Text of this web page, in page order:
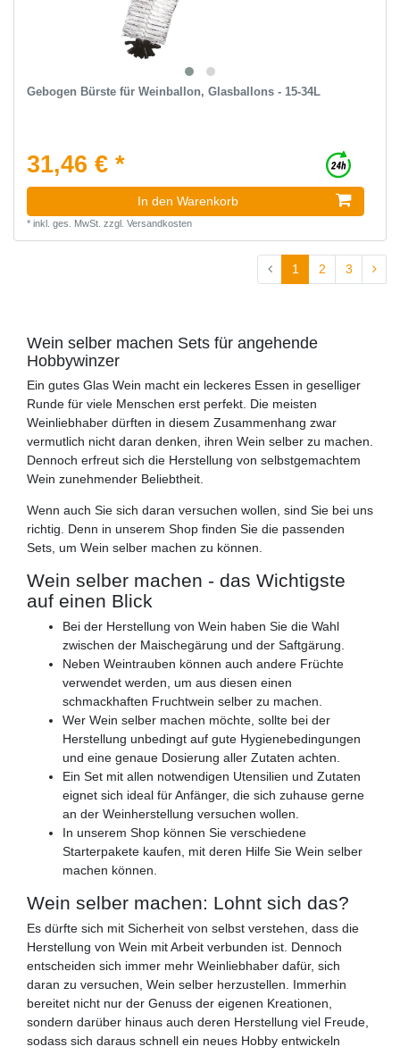
Gebogen Bürste für Weinballon, Glasballons - 15-34L
31,46 € *
In den Warenkorb
* inkl. ges. MwSt. zzgl. Versandkosten
1 2 3
Wein selber machen Sets für angehende
Hobbywinzer
Ein gutes Glas Wein macht ein leckeres Essen in geselliger
Runde für viele Menschen erst perfekt. Die meisten
Weinliebhaber dürften in diesem Zusammenhang zwar
vermutlich nicht daran denken, ihren Wein selber zu machen.
Dennoch erfreut sich die Herstellung von selbstgemachtem
Wein zunehmender Beliebtheit.
Wenn auch Sie sich daran versuchen wollen, sind Sie bei uns
richtig. Denn in unserem Shop finden Sie die passenden
Sets, um Wein selber machen zu können.
Wein selber machen - das Wichtigste
auf einen Blick
Bei der Herstellung von Wein haben Sie die Wahl
zwischen der Maischegärung und der Saftgärung.
Neben Weintrauben können auch andere Früchte
verwendet werden, um aus diesen einen
schmackhaften Fruchtwein selber zu machen.
Wer Wein selber machen möchte, sollte bei der
Herstellung unbedingt auf gute Hygienebedingungen
und eine genaue Dosierung aller Zutaten achten.
Ein Set mit allen notwendigen Utensilien und Zutaten
eignet sich ideal für Anfänger, die sich zuhause gerne
an der Weinherstellung versuchen wollen.
In unserem Shop können Sie verschiedene
Starterpakete kaufen, mit deren Hilfe Sie Wein selber
machen können.
Wein selber machen: Lohnt sich das?
Es dürfte sich mit Sicherheit von selbst verstehen, dass die
Herstellung von Wein mit Arbeit verbunden ist. Dennoch
entscheiden sich immer mehr Weinliebhaber dafür, sich
daran zu versuchen, Wein selber herzustellen. Immerhin
bereitet nicht nur der Genuss der eigenen Kreationen,
sondern darüber hinaus auch deren Herstellung viel Freude,
sodass sich daraus schnell ein neues Hobby entwickeln